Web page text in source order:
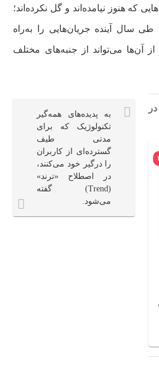
که هنوز نیامده‌اند و گل نکرده‌اند؛
طی سال آینده جریان‌هایی را به‌راه
از آن‌ها می‌تواند از جنبه‌های مختلف
به پدیده‌های همه‌گیر
تکنولوژیک که برای
مدتی طیف
گسترده‌ای از کاربران
را درگیر خود می‌کنند،
در اصطلاح «ترند»
(Trend) گفته
می‌شود.
در
۴۲%